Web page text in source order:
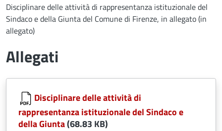
Disciplinare delle attività di rappresentanza istituzionale del
Sindaco e della Giunta del Comune di Firenze, in allegato (in
allegato)
Allegati
Document
Disciplinare delle attività di
rappresentanza istituzionale del Sindaco e
della Giunta(68.83 KB)